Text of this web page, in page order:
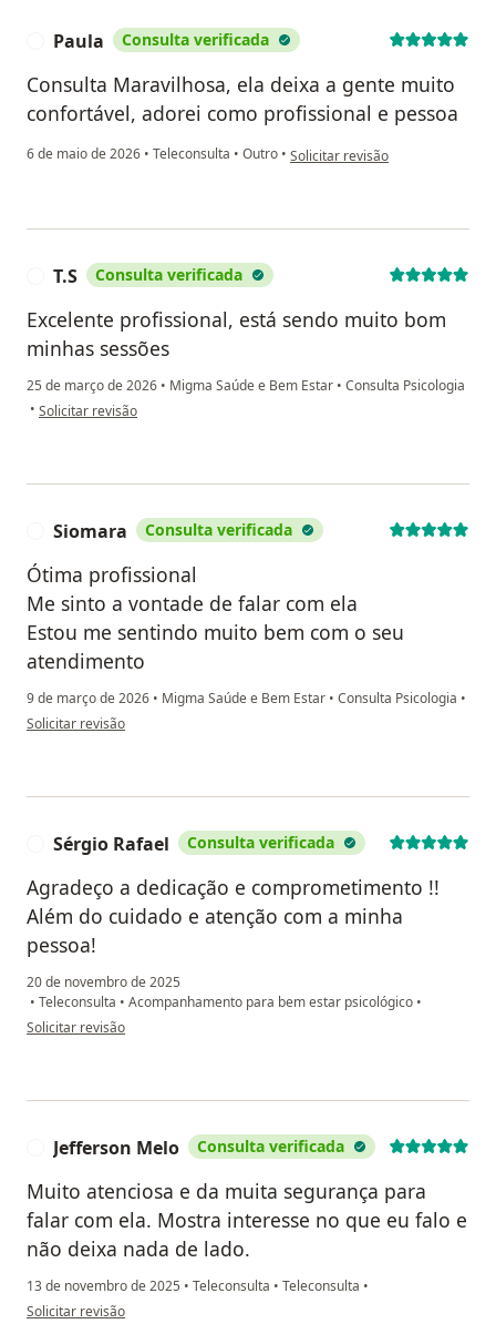
Paula Consulta verificada
Consulta Maravilhosa, ela deixa a gente muito
confortável, adorei como profissional e pessoa
6 de maio de 2026 • Teleconsulta • Outro • na opinião do utilizador Paula
Solicitar revisão
T.S Consulta verificada
Excelente profissional, está sendo muito bom
minhas sessões
25 de março de 2026 • Migma Saúde e Bem Estar • Consulta Psicologia
• na opinião do utilizador T.S
Solicitar revisão
Siomara Consulta verificada
Ótima profissional
Me sinto a vontade de falar com ela
Estou me sentindo muito bem com o seu
atendimento
9 de março de 2026 • Migma Saúde e Bem Estar • Consulta Psicologia •
na opinião do utilizador Siomara
Solicitar revisão
Sérgio Rafael Consulta verificada
Agradeço a dedicação e comprometimento !!
Além do cuidado e atenção com a minha
pessoa!
20 de novembro de 2025
• Teleconsulta • Acompanhamento para bem estar psicológico •
na opinião do utilizador Sérgio Rafael
Solicitar revisão
Jefferson Melo Consulta verificada
Muito atenciosa e da muita segurança para
falar com ela. Mostra interesse no que eu falo e
não deixa nada de lado.
13 de novembro de 2025 • Teleconsulta • Teleconsulta •
na opinião do utilizador Jefferson Melo
Solicitar revisão